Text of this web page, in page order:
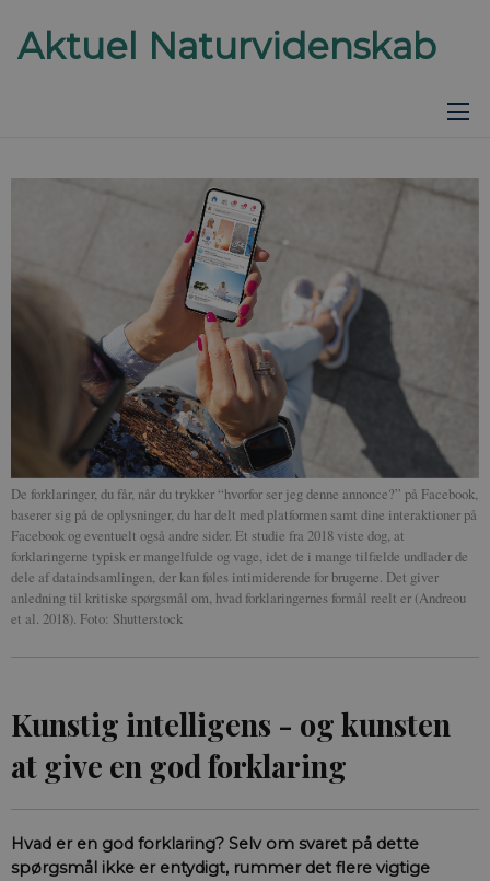
De forklaringer, du får, når du trykker “hvorfor ser jeg denne annonce?” på Facebook,
baserer sig på de oplysninger, du har delt med platformen samt dine interaktioner på
Facebook og eventuelt også andre sider. Et studie fra 2018 viste dog, at
forklaringerne typisk er mangelfulde og vage, idet de i mange tilfælde undlader de
dele af dataindsamlingen, der kan føles intimiderende for brugerne. Det giver
anledning til kritiske spørgsmål om, hvad forklaringernes formål reelt er (Andreou
et al. 2018). Foto: Shutterstock
Kunstig intelligens - og kunsten
at give en god forklaring
Hvad er en god forklaring? Selv om svaret på dette
spørgsmål ikke er entydigt, rummer det flere vigtige